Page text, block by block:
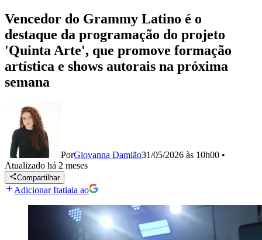
Vencedor do Grammy Latino é o
destaque da programação do projeto
'Quinta Arte', que promove formação
artística e shows autorais na próxima
semana
PorGiovanna Damião31/05/2026 às 10h00 •
Atualizado há 2 meses
Compartilhar
Adicionar Itatiaia ao